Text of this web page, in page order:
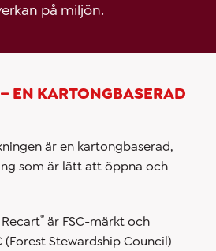
på miljön.
– EN KARTONGBASERAD
är en kartongbaserad,
som är lätt att öppna och
® är FSC-märkt och
(Forest Stewardship Council)